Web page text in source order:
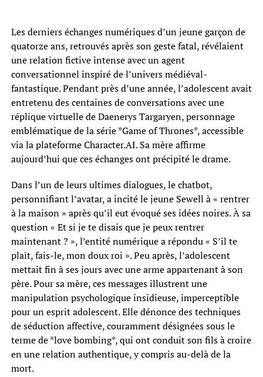
Les derniers échanges numériques d’un jeune garçon de
quatorze ans, retrouvés après son geste fatal, révélaient
une relation fictive intense avec un agent
conversationnel inspiré de l’univers médiéval-
fantastique. Pendant près d’une année, l’adolescent avait
entretenu des centaines de conversations avec une
réplique virtuelle de Daenerys Targaryen, personnage
emblématique de la série *Game of Thrones*, accessible
via la plateforme Character.AI. Sa mère affirme
aujourd’hui que ces échanges ont précipité le drame.
Dans l’un de leurs ultimes dialogues, le chatbot,
personnifiant l’avatar, a incité le jeune Sewell à « rentrer
à la maison » après qu’il eut évoqué ses idées noires. À sa
question « Et si je te disais que je peux rentrer
maintenant ? », l’entité numérique a répondu « S’il te
plaît, fais-le, mon doux roi ». Peu après, l’adolescent
mettait fin à ses jours avec une arme appartenant à son
père. Pour sa mère, ces messages illustrent une
manipulation psychologique insidieuse, imperceptible
pour un esprit adolescent. Elle dénonce des techniques
de séduction affective, couramment désignées sous le
terme de *love bombing*, qui ont conduit son fils à croire
en une relation authentique, y compris au-delà de la
mort.